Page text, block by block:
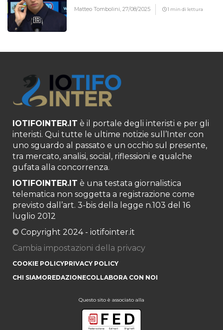
Matteo Tombolini,27/08/2025 1 min di lettura
IOTIFOINTER.IT è il portale degli interisti e per gli
interisti. Qui tutte le ultime notizie sull’Inter con
uno sguardo al passato e un occhio sul presente,
tra mercato, analisi, social, riflessioni e qualche
gufata alla concorrenza.
IOTIFOINTER.IT è una testata giornalistica
telematica non soggetta a registrazione come
previsto dall’art. 3-bis della legge n.103 del 16
luglio 2012
© Copyright 2024 - iotifointer.it
Cambia impostazioni della privacy
COOKIE POLICYPRIVACY POLICY
CHI SIAMOREDAZIONECOLLABORA CON NOI
Questo sito è associato alla